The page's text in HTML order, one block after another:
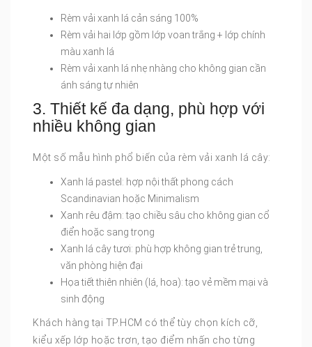
Rèm vải xanh lá cản sáng 100%
Rèm vải hai lớp gồm lớp voan trắng + lớp chính
màu xanh lá
Rèm vải xanh lá nhẹ nhàng cho không gian cần
ánh sáng tự nhiên
3. Thiết kế đa dạng, phù hợp với
nhiều không gian
Một số mẫu hình phổ biến của rèm vải xanh lá cây:
Xanh lá pastel: hợp nội thất phong cách
Scandinavian hoặc Minimalism
Xanh rêu đậm: tạo chiều sâu cho không gian cổ
điển hoặc sang trọng
Xanh lá cây tươi: phù hợp không gian trẻ trung,
văn phòng hiện đại
Họa tiết thiên nhiên (lá, hoa): tạo vẻ mềm mại và
sinh động
Khách hàng tại TP.HCM có thể tùy chọn kích cỡ,
kiểu xếp lớp hoặc trơn, tạo điểm nhấn cho từng